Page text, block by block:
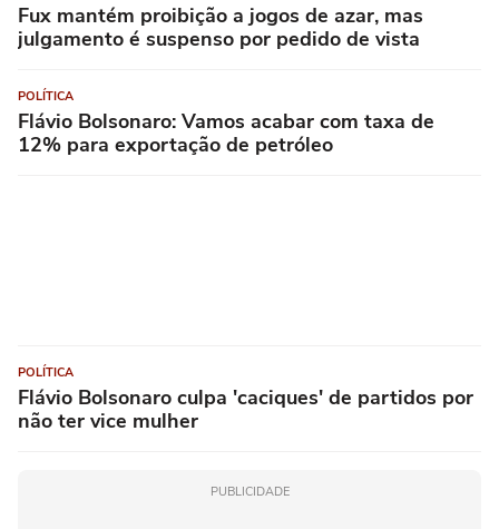
Fux mantém proibição a jogos de azar, mas
julgamento é suspenso por pedido de vista
POLÍTICA
Flávio Bolsonaro: Vamos acabar com taxa de
12% para exportação de petróleo
POLÍTICA
Flávio Bolsonaro culpa 'caciques' de partidos por
não ter vice mulher
PUBLICIDADE